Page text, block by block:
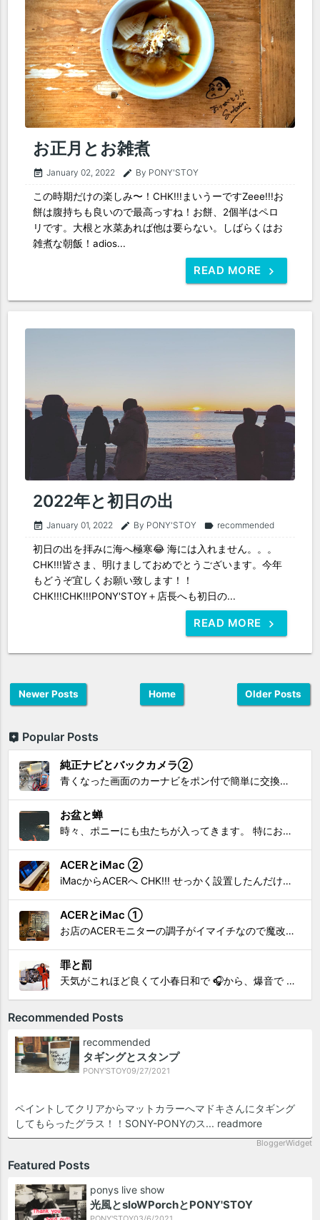
お正月とお雑煮
event_note January 02, 2022 edit By PONY'STOY
この時期だけの楽しみ〜！CHK!!!まいうーですZeee!!!お
餅は腹持ちも良いので最高っすね！お餅、2個半はペロ
リです。大根と水菜あれば他は要らない。しばらくはお
雑煮な朝飯！adios...
READ MORE
2022年と初日の出
event_note January 01, 2022 edit By PONY'STOY label recommended
初日の出を拝みに海へ極寒😂 海には入れません。。。
CHK!!!皆さま、明けましておめでとうございます。今年
もどうぞ宜しくお願い致します！！
CHK!!!CHK!!!PONY'STOY＋店長へも初日の...
READ MORE
Newer Posts Older Posts
Home
Popular Posts
純正ナビとバックカメラ②
青くなった画面のカーナビをポン付で簡単に交換、出来ると思っていたら意外と闇多め!!!なDAY①から続く今回は、DAY②。 テスターで調べてみたのだが、結果的にバックカメラからナビ裏まで来てる、配線を見つけることが出来なかった前回。気付けば闇w。 さてさて、この頃のDVDナビ的なT...
お盆と蝉
時々、ポニーにも虫たちが入ってきます。 特にお盆の頃はどの虫かと気になり探してしまう。 今まではキリギリスやすいっちょん、今思えば今年は蝉だったのかな。
ACERとiMac ②
iMacからACERへ CHK!!! せっかく設置したんだけど〜 画面が真っ暗じゃしょうがないわな。 元のACERモニターを再度、設置🔥 画面のチラツキ、乱れなど不具合、多めですが 見れないより良い。 iMacへ繋いだ時、疑問があった。 せっかくの解像度を生かしてないこと。 2...
ACERとiMac ①
お店のACERモニターの調子がイマイチなので魔改造したiMacと入れ替え 外は豪雨、何処へも行かない火曜。 コツコツ作業スタートです!!! CHK!!! 何年かぶりにモニターを降ろした。 配線がぐちゃぐちゃ😂 要らないケーブルなど、使っていない部材などなど片付けて、拭き掃除w。...
罪と罰
天気がこれほど良くて小春日和で 🎧から、爆音で この曲しかない。 ループ・リピート再生。 CHK!!! ちなみに自分。 60歳になったら、この色でW114 乗っていたいですね。 罪と罰 PV このミュージック・ビデオ「罪と罰」は"自分のクルマを切る"というコ...
Recommended Posts
recommended
タギングとスタンプ
PONY'STOY09/27/2021
ペイントしてクリアからマットカラーへマドキさんにタギング
してもらったグラス！！SONY-PONYのス... readmore
BloggerWidget
Featured Posts
ponys live show
光風とsloWPorchとPONY'STOY